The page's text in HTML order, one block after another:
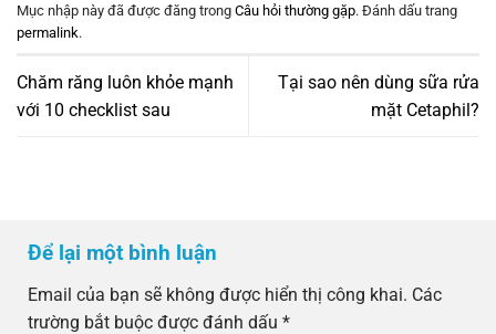
Mục nhập này đã được đăng trong Câu hỏi thường gặp. Đánh dấu trang
permalink.
Chăm răng luôn khỏe mạnh
với 10 checklist sau
Tại sao nên dùng sữa rửa
mặt Cetaphil?
Để lại một bình luận
Email của bạn sẽ không được hiển thị công khai. Các
trường bắt buộc được đánh dấu *